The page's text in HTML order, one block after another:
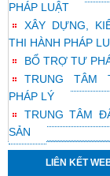
PHÁP LUẬT
XÂY DỰNG,
THI HÀNH PHÁP
BỔ TRỢ TƯ
TRUNG TÂM
PHÁP LÝ
TRUNG TÂM
SẢN
LIÊN KẾT